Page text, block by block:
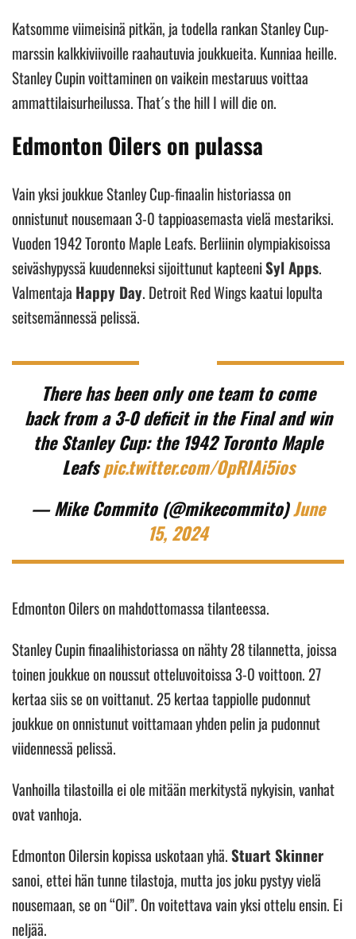
Katsomme viimeisinä pitkän, ja todella rankan Stanley Cup-
marssin kalkkiviivoille raahautuvia joukkueita. Kunniaa heille.
Stanley Cupin voittaminen on vaikein mestaruus voittaa
ammattilaisurheilussa. That´s the hill I will die on.
Edmonton Oilers on pulassa
Vain yksi joukkue Stanley Cup-finaalin historiassa on
onnistunut nousemaan 3-0 tappioasemasta vielä mestariksi.
Vuoden 1942 Toronto Maple Leafs. Berliinin olympiakisoissa
seiväshypyssä kuudenneksi sijoittunut kapteeniSyl Apps.
Valmentaja Happy Day. Detroit Red Wings kaatui lopulta
seitsemännessä pelissä.
There has been only one team to come
back from a 3-0 deficit in the Final and win
the Stanley Cup: the 1942 Toronto Maple
Leafspic.twitter.com/OpRIAi5ios
— Mike Commito (@mikecommito)June
15, 2024
Edmonton Oilers on mahdottomassa tilanteessa.
Stanley Cupin finaalihistoriassa on nähty 28 tilannetta, joissa
toinen joukkue on noussut otteluvoitoissa 3-0 voittoon. 27
kertaa siis se on voittanut. 25 kertaa tappiolle pudonnut
joukkue on onnistunut voittamaan yhden pelin ja pudonnut
viidennessä pelissä.
Vanhoilla tilastoilla ei ole mitään merkitystä nykyisin, vanhat
ovat vanhoja.
Edmonton Oilersin kopissa uskotaan yhä.Stuart Skinner
sanoi, ettei hän tunne tilastoja, mutta jos joku pystyy vielä
nousemaan, se on “Oil”. On voitettava vain yksi ottelu ensin. Ei
neljää.